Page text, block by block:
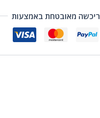
ריכשה מאובטחת באמצעות